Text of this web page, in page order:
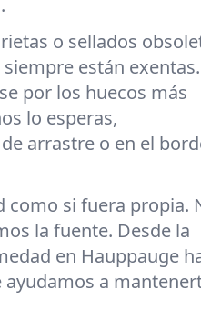
o sellados
están
por los huecos más
lo esperas,
arrastre o en el
como si fuera propia.
la fuente. Desde la
en Hauppauge
a